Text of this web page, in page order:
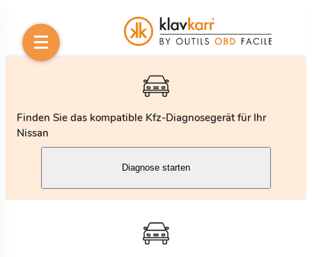
Finden Sie das kompatible Kfz-Diagnosegerät für Ihr
Nissan
Diagnose starten